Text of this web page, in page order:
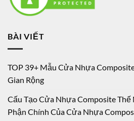
BÀI VIẾT
TOP 39+ Mẫu Cửa Nhựa
Gian Rộng
Cấu Tạo Cửa Nhựa Composite Thế
Phận Chính Của Cửa Nhựa